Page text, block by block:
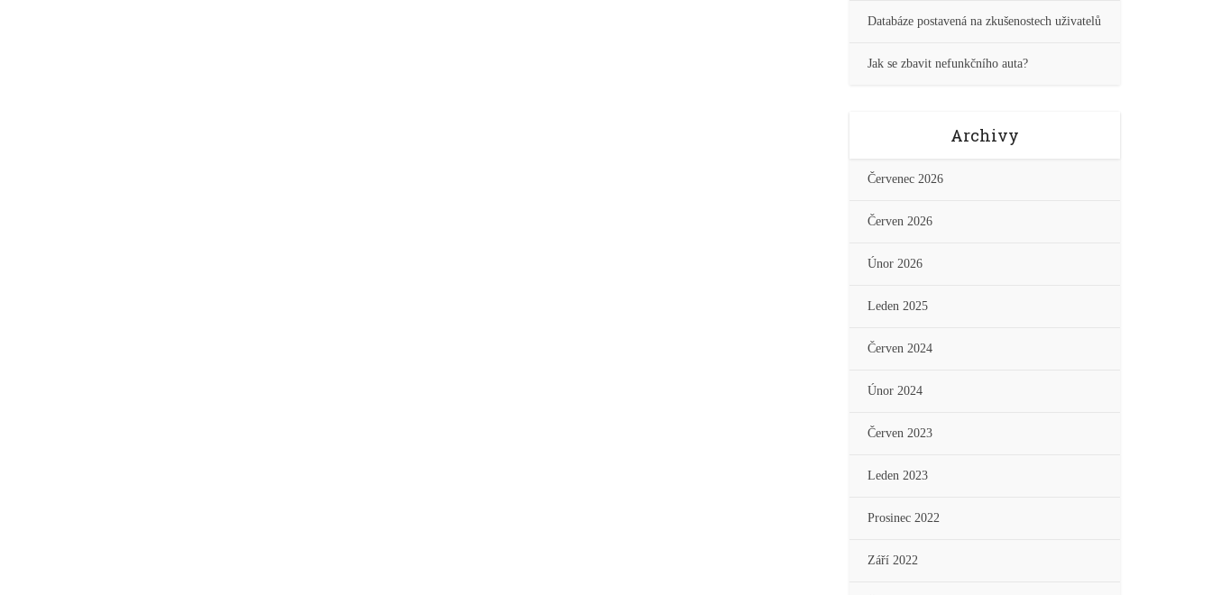
Databáze postavená na zkušenostech uživatelů
Jak se zbavit nefunkčního auta?
Archivy
Červenec 2026
Červen 2026
Únor 2026
Leden 2025
Červen 2024
Únor 2024
Červen 2023
Leden 2023
Prosinec 2022
Září 2022